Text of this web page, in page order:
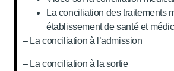
La conciliation des traitements
établissement de santé et
– La conciliation à l’admission
– La conciliation à la sortie